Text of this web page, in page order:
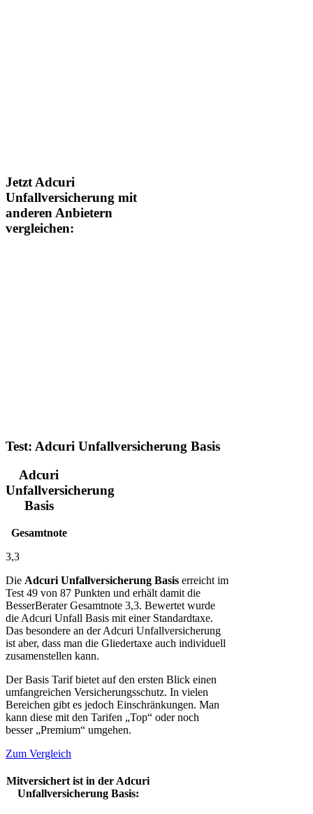
Jetzt Adcuri
Unfallversicherung mit
anderen Anbietern
vergleichen:
Test: Adcuri Unfallversicherung Basis
Adcuri
Unfallversicherung
Basis
Gesamtnote
3,3
Die Adcuri Unfallversicherung Basis erreicht im
Test 49 von 87 Punkten und erhält damit die
BesserBerater Gesamtnote 3,3. Bewertet wurde
die Adcuri Unfall Basis mit einer Standardtaxe.
Das besondere an der Adcuri Unfallversicherung
ist aber, dass man die Gliedertaxe auch individuell
zusamenstellen kann.
Der Basis Tarif bietet auf den ersten Blick einen
umfangreichen Versicherungsschutz. In vielen
Bereichen gibt es jedoch Einschränkungen. Man
kann diese mit den Tarifen „Top“ oder noch
besser „Premium“ umgehen.
Zum Vergleich
Mitversichert ist in der Adcuri
Unfallversicherung Basis: